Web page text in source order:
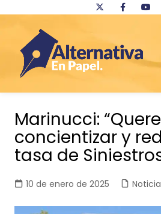
contenido
Marinucci:
concientizar y
tasa de
10 de enero de 2025